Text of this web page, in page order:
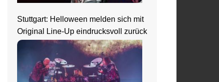
Stuttgart: Helloween melden sich mit
Original Line-Up eindrucksvoll zurück